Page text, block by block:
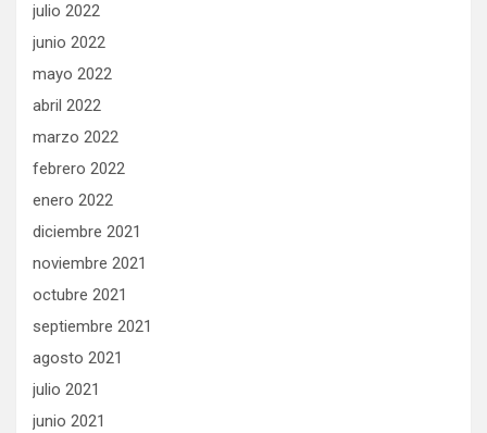
julio 2022
junio 2022
mayo 2022
abril 2022
marzo 2022
febrero 2022
enero 2022
diciembre 2021
noviembre 2021
octubre 2021
septiembre 2021
agosto 2021
julio 2021
junio 2021